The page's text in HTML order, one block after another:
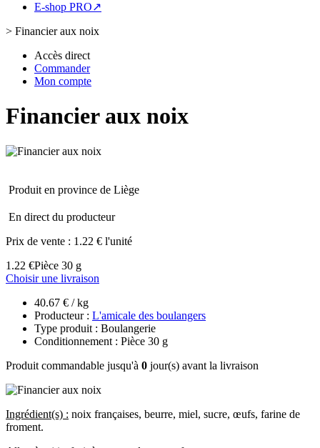
E-shop PRO↗
> Financier aux noix
Accès direct
Commander
Mon compte
Financier aux noix
Produit en province de Liège
En direct du producteur
Prix de vente : 1.22 € l'unité
1.22 €Pièce 30 g
Choisir une livraison
40.67 € / kg
Producteur : L'amicale des boulangers
Type produit : Boulangerie
Conditionnement : Pièce 30 g
Produit commandable jusqu'à 0 jour(s) avant la livraison
Ingrédient(s) : noix françaises, beurre, miel, sucre, œufs, farine de
froment.